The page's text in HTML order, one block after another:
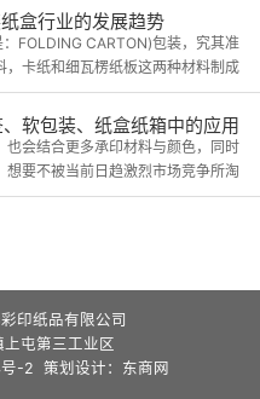
专色、四原色并存的版面。
盒行业的发展趋势
FOLDING CARTON)包装，究其准
，卡纸和细瓦楞纸板这两种材料制成
瓦楞箱。
软包装、纸盒纸箱中的应用
也会结合更多承印材料与颜色，同时
想要不被当前日趋激烈市场竞争所淘
要求用最短时间，多次反复更改原先
印纸品有限公司
屯第三工业区
-2 策划设计： 东商网